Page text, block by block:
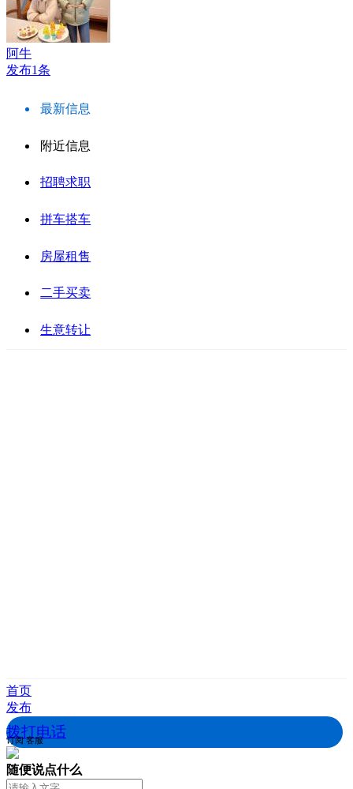
阿牛
发布1条
最新信息
附近信息
招聘求职
拼车搭车
房屋租售
二手买卖
生意转让
首页
发布
拨打电话
订阅 客服
随便说点什么